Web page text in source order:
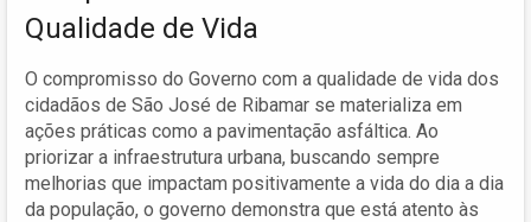
Qualidade de Vida
O compromisso do Governo com a qualidade de vida dos
cidadãos de São José de Ribamar se materializa em
ações práticas como a pavimentação asfáltica. Ao
priorizar a infraestrutura urbana, buscando sempre
melhorias que impactam positivamente a vida do dia a dia
da população, o governo demonstra que está atento às